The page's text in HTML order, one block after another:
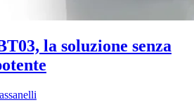
la soluzione senza